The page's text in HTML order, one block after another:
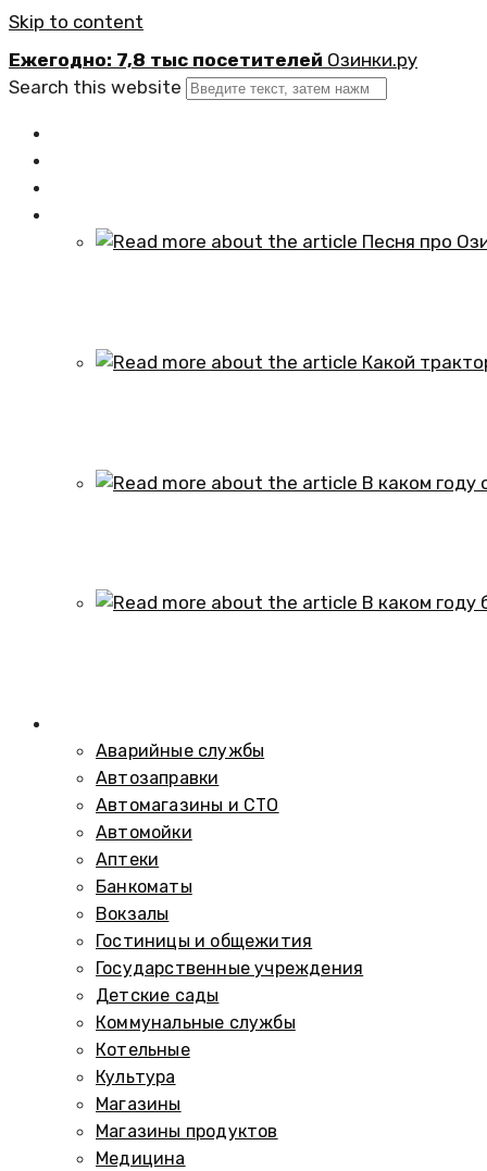
Skip to content
Ежегодно: 7,8 тыс посетителей Озинки.ру
Search this website
Аварийные службы
Автозаправки
Автомагазины и СТО
Автомойки
Аптеки
Банкоматы
Вокзалы
Гостиницы и общежития
Государственные учреждения
Детские сады
Коммунальные службы
Котельные
Культура
Магазины
Магазины продуктов
Медицина